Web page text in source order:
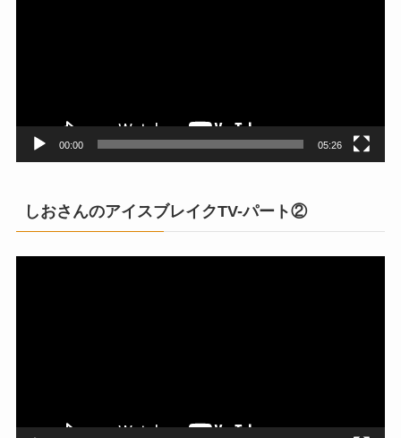
00:00 05:26
しおさんのアイスブレイクTV-パート②